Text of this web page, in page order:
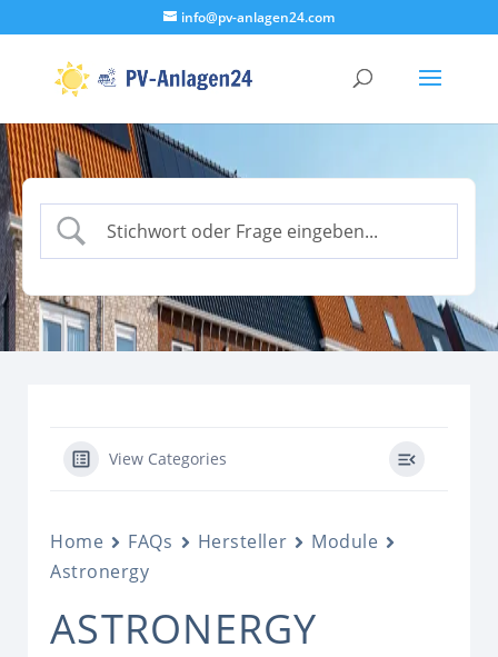
info@pv-anlagen24.com
View Categories
Home FAQs Hersteller
Module
Astronergy
ASTRONERGY